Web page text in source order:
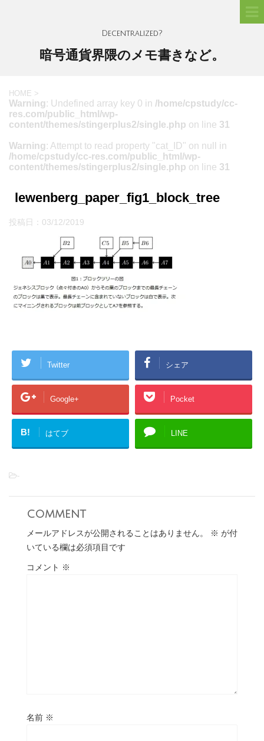
Decentralized?
暗号通貨界隈のメモ書きなど。
HOME >
Warning: Undefined array key 0 in /home/cpstudy/cc-
res.com/public_html/wp-
content/themes/stingerplus2/single.php on line 31
Warning: Attempt to read property "cat_ID" on null in
/home/cpstudy/cc-res.com/public_html/wp-
content/themes/stingerplus2/single.php on line 31
lewenberg_paper_fig1_block_tree
投稿日： 03/12/2019
Twitter シェア
Google+ Pocket
B! はてブ LINE
-
comment
メールアドレスが公開されることはありません。 ※ が付
いている欄は必須項目です
コメント ※
名前 ※